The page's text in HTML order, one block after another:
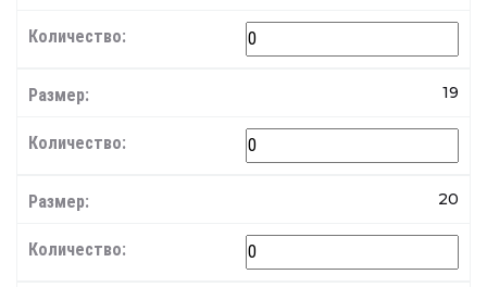
19
20